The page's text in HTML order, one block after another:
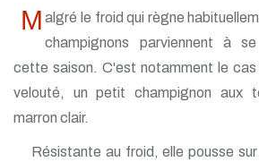
M algré le froid qui règne
champignons parviennent à
cette saison. C'est notamment le cas
velouté, un petit champignon aux
marron clair.
Résistante au froid, elle pousse